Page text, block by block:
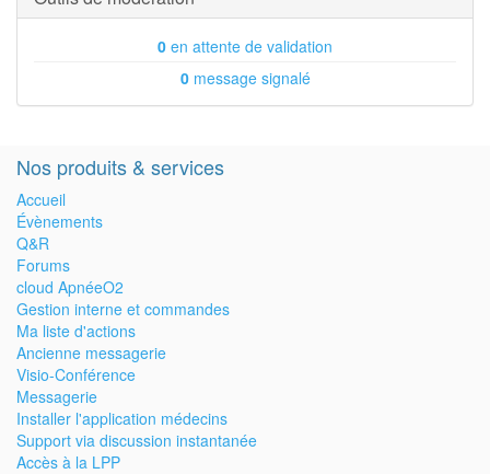
0 en attente de validation
0message signalé
Nos produits & services
Accueil
Évènements
Q&R
Forums
cloud ApnéeO2
Gestion interne et commandes
Ma liste d'actions
Ancienne messagerie
Visio-Conférence
Messagerie
Installer l'application médecins
Support via discussion instantanée
Accès à la LPP